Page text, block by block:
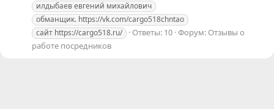
илдыбаевевгений михайлович
обманщик. https://vk.com/cargo518chntao
сайт https://cargo518.ru/
Ответы: 10 Форум: Отзывы о
работе посредников